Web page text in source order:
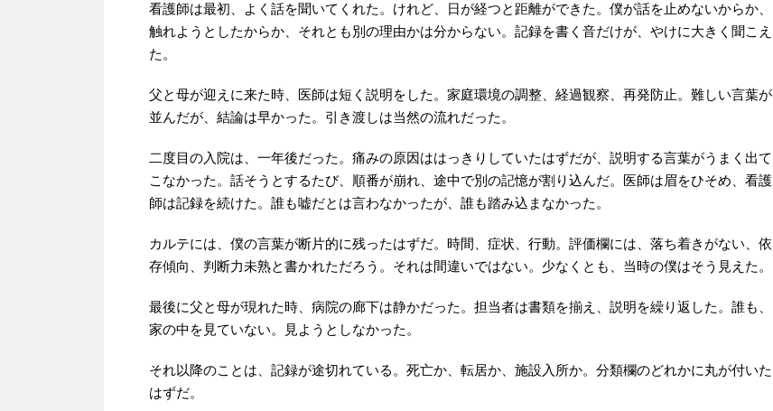
看護師は最初、よく話を聞いてくれた。けれど、日が経つと距離ができた。僕が話を止めないからか、
触れようとしたからか、それとも別の理由かは分からない。記録を書く音だけが、やけに大きく聞こえ
た。
父と母が迎えに来た時、医師は短く説明をした。家庭環境の調整、経過観察、再発防止。難しい言葉が
並んだが、結論は早かった。引き渡しは当然の流れだった。
二度目の入院は、一年後だった。痛みの原因ははっきりしていたはずだが、説明する言葉がうまく出て
こなかった。話そうとするたび、順番が崩れ、途中で別の記憶が割り込んだ。医師は眉をひそめ、看護
師は記録を続けた。誰も嘘だとは言わなかったが、誰も踏み込まなかった。
カルテには、僕の言葉が断片的に残ったはずだ。時間、症状、行動。評価欄には、落ち着きがない、依
存傾向、判断力未熟と書かれただろう。それは間違いではない。少なくとも、当時の僕はそう見えた。
最後に父と母が現れた時、病院の廊下は静かだった。担当者は書類を揃え、説明を繰り返した。誰も、
家の中を見ていない。見ようとしなかった。
それ以降のことは、記録が途切れている。死亡か、転居か、施設入所か。分類欄のどれかに丸が付いた
はずだ。